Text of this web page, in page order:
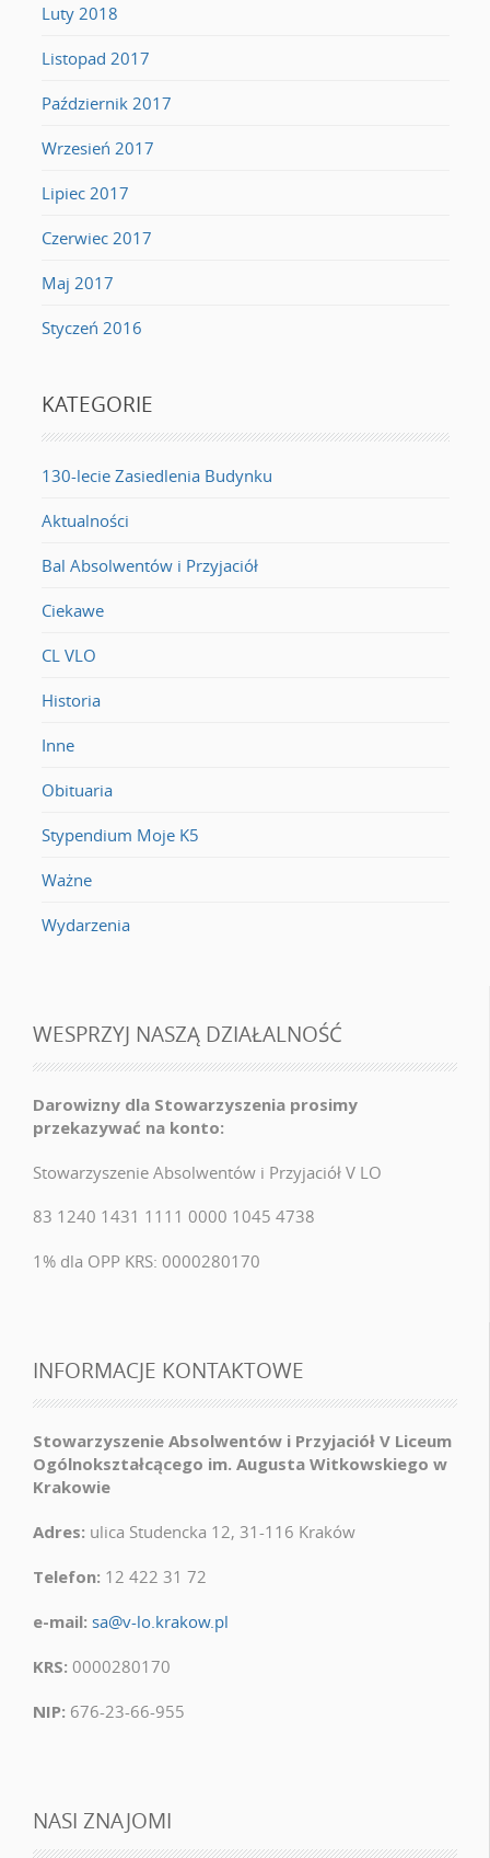
Luty 2018
Listopad 2017
Październik 2017
Wrzesień 2017
Lipiec 2017
Czerwiec 2017
Maj 2017
Styczeń 2016
KATEGORIE
130-lecie Zasiedlenia Budynku
Aktualności
Bal Absolwentów i Przyjaciół
Ciekawe
CL VLO
Historia
Inne
Obituaria
Stypendium Moje K5
Ważne
Wydarzenia
WESPRZYJ NASZĄ DZIAŁALNOŚĆ
Darowizny dla Stowarzyszenia prosimy
przekazywać na konto:
Stowarzyszenie Absolwentów i Przyjaciół V LO
83 1240 1431 1111 0000 1045 4738
1% dla OPP KRS: 0000280170
INFORMACJE KONTAKTOWE
Stowarzyszenie Absolwentów i Przyjaciół V Liceum
Ogólnokształcącego im. Augusta Witkowskiego w
Krakowie
Adres: ulica Studencka 12, 31-116 Kraków
Telefon: 12 422 31 72
e-mail: sa@v-lo.krakow.pl
KRS: 0000280170
NIP: 676-23-66-955
NASI ZNAJOMI